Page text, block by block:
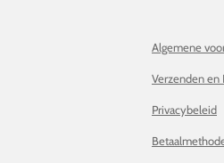
Algemene
Verzenden en
Privacybeleid